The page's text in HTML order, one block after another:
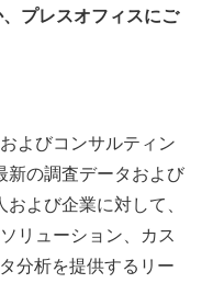
プレスオフィスにご
よびコンサルティン
新の調査データおよび
よび企業に対して、
リューション、カス
分析を提供するリー